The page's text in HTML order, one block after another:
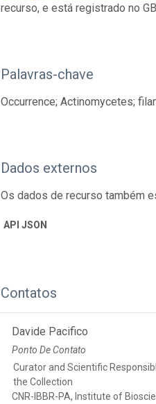
recurso, e está registrado no
Palavras-chave
Occurrence; Actinomycetes;
Dados externos
Os dados de recurso também
API JSON
Contatos
Davide Pacifico
Ponto De Contato
Curator and Scientific
the Collection
CNR-IBBR-PA, Institute of